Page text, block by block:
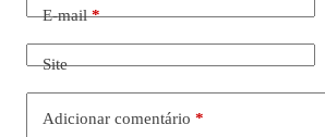
E-mail*
Site
Adicionar comentário *